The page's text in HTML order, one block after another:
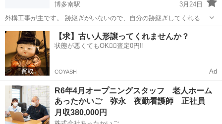
博多南駅
3月24日
外構工事が主です。 跡継ぎがいないので、自分の跡継ぎしてくれる職
人探してます。
福岡 春日市 博多南駅 その他
【求】古い人形譲ってくれませんか？
状態が悪くてもOK🙆‍♀️査定0円‼️
COYASH Ad
R6年4月オープニングスタッフ 老人ホーム
あったかいご 弥永 夜勤看護師 正社員
月収380,000円